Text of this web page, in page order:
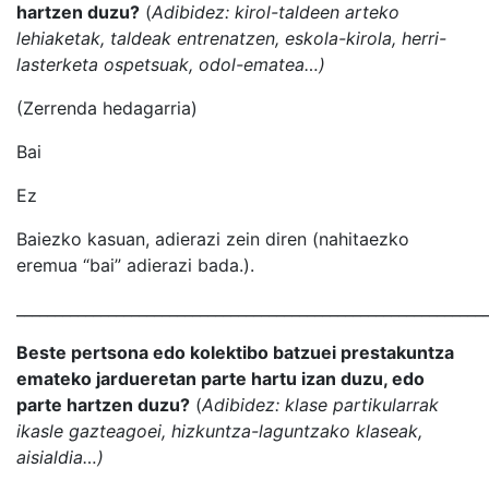
hartzen duzu? (Adibidez: kirol-taldeen arteko
lehiaketak, taldeak entrenatzen, eskola-kirola, herri-
lasterketa ospetsuak, odol-ematea…)
(Zerrenda hedagarria)
Bai
Ez
Baiezko kasuan, adierazi zein diren (nahitaezko
eremua “bai” adierazi bada.).
Beste pertsona edo kolektibo batzuei prestakuntza
emateko jardueretan parte hartu izan duzu, edo
parte hartzen duzu? (Adibidez: klase partikularrak
ikasle gazteagoei, hizkuntza-laguntzako klaseak,
aisialdia…)